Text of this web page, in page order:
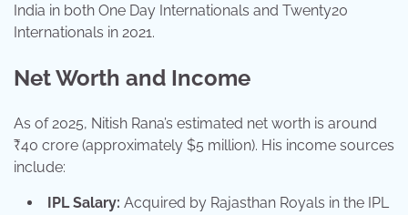
India in both One Day Internationals and Twenty20
Internationals in 2021.
Net Worth and Income
As of 2025, Nitish Rana’s estimated net worth is around
₹40 crore (approximately $5 million). His income sources
include:
IPL Salary: Acquired by Rajasthan Royals in the IPL